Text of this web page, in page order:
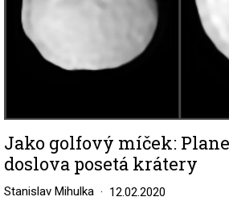
Jako golfový míček:
doslova posetá krátery
Stanislav Mihulka 12.02.2020